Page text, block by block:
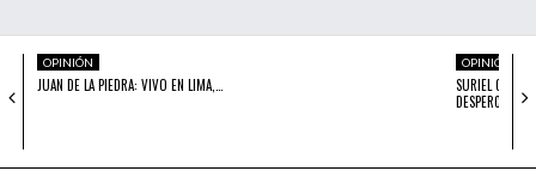
ECONOMÍA
SOCIEDAD
OPINIÓN
JUAN DE LA PIEDRA: VIVO EN LIMA,…
OPINIÓN
SURIEL